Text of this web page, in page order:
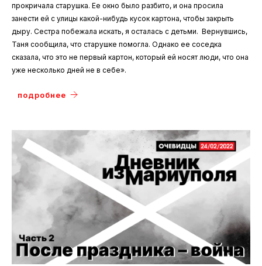
прокричала старушка. Ее окно было разбито, и она просила
занести ей с улицы какой-нибудь кусок картона, чтобы закрыть
дыру. Сестра побежала искать, я осталась с детьми. Вернувшись,
Таня сообщила, что старушке помогла. Однако ее соседка
сказала, что это не первый картон, который ей носят люди, что она
уже несколько дней не в себе».
подробнее